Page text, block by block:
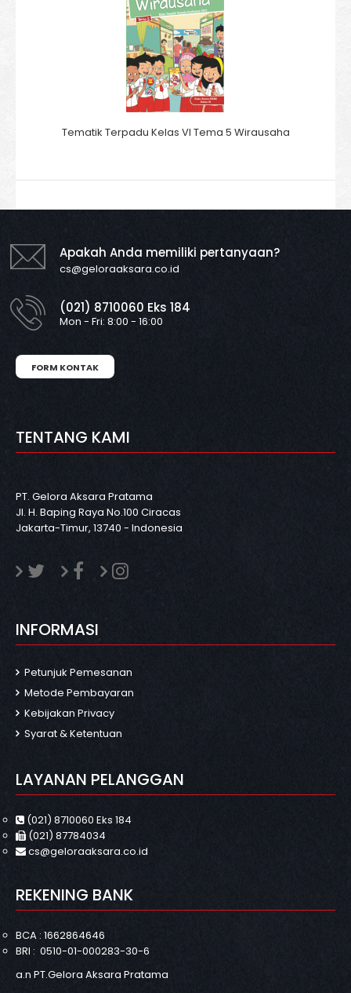
Tematik Terpadu Kelas VI Tema 5 Wirausaha
Apakah Anda memiliki pertanyaan?
cs@geloraaksara.co.id
(021) 8710060 Eks 184
Mon - Fri: 8:00 - 16:00
FORM KONTAK
TENTANG KAMI
PT. Gelora Aksara Pratama
Jl. H. Baping Raya No.100 Ciracas
Jakarta-Timur, 13740 - Indonesia
INFORMASI
Petunjuk Pemesanan
Metode Pembayaran
Kebijakan Privacy
Syarat & Ketentuan
LAYANAN PELANGGAN
(021) 8710060 Eks 184
(021) 87784034
cs@geloraaksara.co.id
REKENING BANK
BCA : 1662864646
BRI : 0510-01-000283-30-6
a.n PT.Gelora Aksara Pratama